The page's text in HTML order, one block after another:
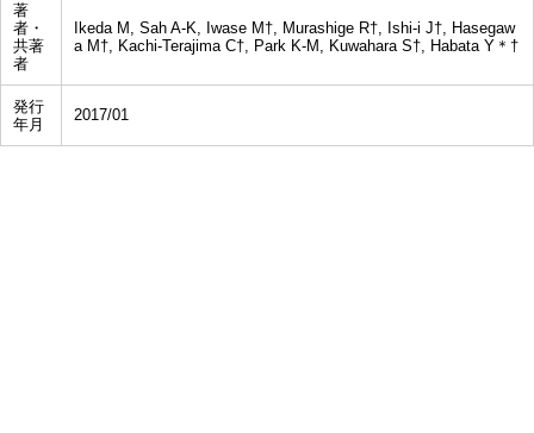
著
者・
共著
者
Ikeda M, Sah A-K, Iwase M†, Murashige R†, Ishi-i J†, Hasegaw
a M†, Kachi-Terajima C†, Park K-M, Kuwahara S†, Habata Y＊†
発行
年月
2017/01